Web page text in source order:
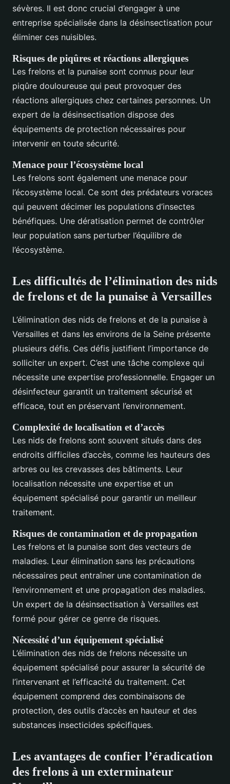
sévères. Il est donc crucial d’engager à une
entreprise spécialisée dans la désinsectisation pour
éliminer ces nuisibles.
Risques de piqûres et réactions allergiques
Les frelons et la punaise sont connus pour leur
piqûre douloureuse qui peut provoquer des
réactions allergiques chez certaines personnes. Un
expert de la désinsectisation dispose des
équipements de protection nécessaires pour
intervenir en toute sécurité.
Menace pour l’écosystème local
Les frelons sont également une menace pour
l’écosystème local. Ce sont des prédateurs voraces
qui peuvent décimer les populations d’insectes
bénéfiques. Une dératisation permet de contrôler
leur population sans perturber l’équilibre de
l’écosystème.
Les difficultés de l’élimination des nids
de frelons et de la punaise à Versailles
L’élimination des nids de frelons et de la punaise à
Versailles et dans les environs de la Seine présente
plusieurs défis. Ces défis justifient l’importance de
solliciter un expert. C’est une tâche complexe qui
nécessite une expertise professionnelle. Engager un
désinfecteur garantit un traitement sécurisé et
efficace, tout en préservant l’environnement.
Complexité de localisation et d’accès
Les nids de frelons sont souvent situés dans des
endroits difficiles d’accès, comme les hauteurs des
arbres ou les crevasses des bâtiments. Leur
localisation nécessite une expertise et un
équipement spécialisé pour garantir un meilleur
traitement.
Risques de contamination et de propagation
Les frelons et la punaise sont des vecteurs de
maladies. Leur élimination sans les précautions
nécessaires peut entraîner une contamination de
l’environnement et une propagation des maladies.
Un expert de la désinsectisation à Versailles est
formé pour gérer ce genre de risques.
Nécessité d’un équipement spécialisé
L’élimination des nids de frelons nécessite un
équipement spécialisé pour assurer la sécurité de
l’intervenant et l’efficacité du traitement. Cet
équipement comprend des combinaisons de
protection, des outils d’accès en hauteur et des
substances insecticides spécifiques.
Les avantages de confier l’éradication
des frelons à un exterminateur